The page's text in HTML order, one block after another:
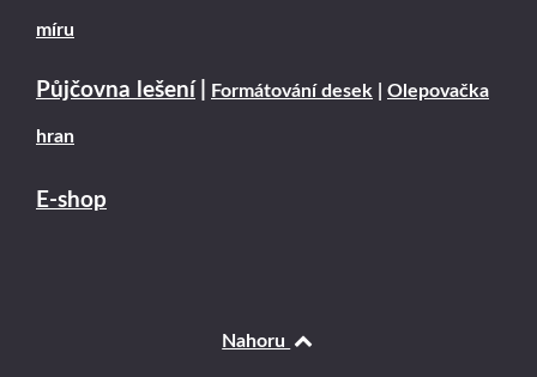
míru
Půjčovna lešení Formátování desek Olepovačka
hran
E-shop
Nahoru